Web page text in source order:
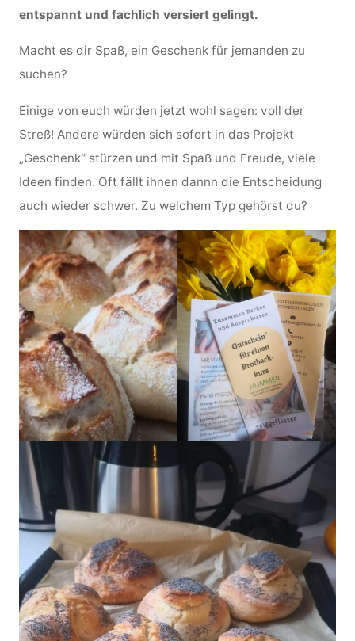
entspannt und fachlich versiert gelingt.
Macht es dir Spaß, ein Geschenk für jemanden zu
suchen?
Einige von euch würden jetzt wohl sagen: voll der
Streß! Andere würden sich sofort in das Projekt
„Geschenk“ stürzen und mit Spaß und Freude, viele
Ideen finden. Oft fällt ihnen dannn die Entscheidung
auch wieder schwer. Zu welchem Typ gehörst du?